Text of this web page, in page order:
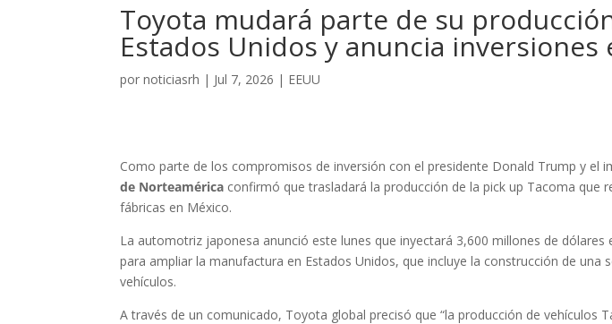
Toyota mudará parte de su
Estados Unidos y anuncia inversiones
pornoticiasrh | Jul 7, 2026 | EEUU
Como parte de los compromisos de inversión con el presidente Donald Trump y el
de Norteamérica confirmó que trasladará la producción de la pick up Tacoma que
fábricas en México.
La automotriz japonesa anunció este lunes que inyectará 3,600 millones de dólares
para ampliar la manufactura en Estados Unidos, que incluye la construcción de una
vehículos.
A través de un comunicado, Toyota global precisó que “la producción de vehículos